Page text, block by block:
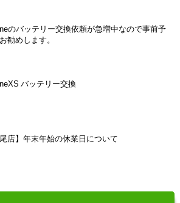
のバッテリー交換依頼が急増中なので事前予
勧めします。
バッテリー交換
尾店】年末年始の休業日について